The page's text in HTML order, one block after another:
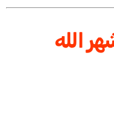
الله